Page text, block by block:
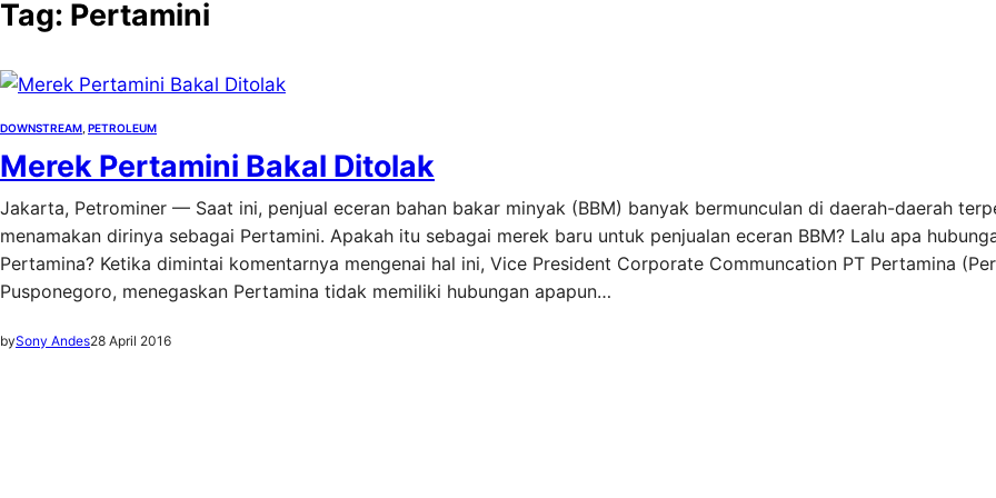
Tag: Pertamini
DOWNSTREAM PETROLEUM
Merek Pertamini Bakal Ditolak
Jakarta, Petrominer — Saat ini, penjual eceran bahan bakar minyak (BBM) banyak bermunculan di daerah-daerah
menamakan dirinya sebagai Pertamini. Apakah itu sebagai merek baru untuk penjualan eceran BBM? Lalu apa
Pertamina? Ketika dimintai komentarnya mengenai hal ini, Vice President Corporate Communcation PT Pertamina
Pusponegoro, menegaskan Pertamina tidak memiliki hubungan apapun…
bySony Andes28 April 2016